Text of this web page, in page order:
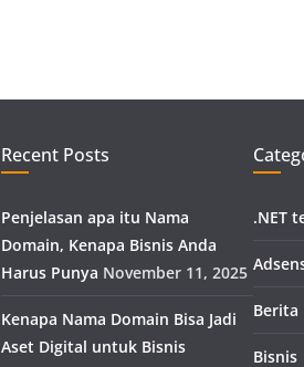
Recent Posts
Penjelasan apa itu Nama
Domain, Kenapa Bisnis Anda
Harus Punya November 11, 2025
Kenapa Nama Domain Bisa Jadi
Aset Digital untuk Bisnis
.NET
Berita
Bisnis